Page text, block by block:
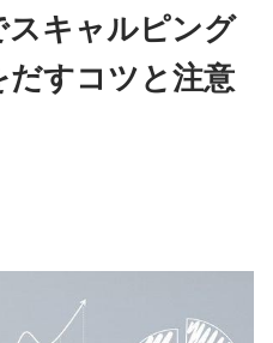
スキャルピング
だすコツと注意